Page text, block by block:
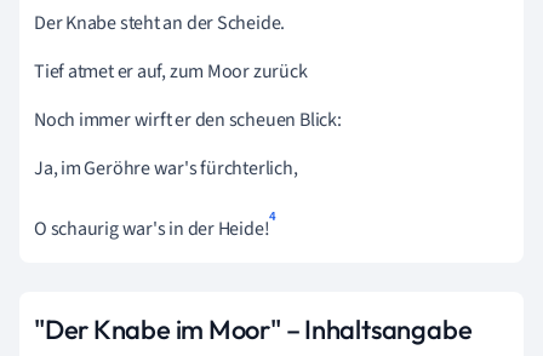
Der Knabe steht an der Scheide.
Tief atmet er auf, zum Moor zurück
Noch immer wirft er den scheuen Blick:
Ja, im Geröhre war's fürchterlich,
O schaurig war's in der Heide!4
"Der Knabe im Moor" – Inhaltsangabe